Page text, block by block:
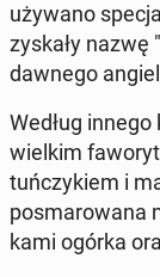
używano
zyskały nazwę
dawnego
Według
wielkim
tuń­czy­kiem i
po­sma­ro­wa­na
ka­mi ogórka